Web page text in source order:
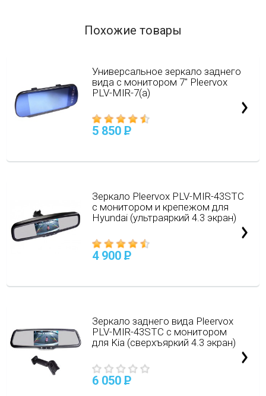
Похожие товары
Универсальное зеркало заднего
вида с монитором 7" Pleervox
PLV-MIR-7(a)
5 850 P
Зеркало Pleervox PLV-MIR-43STC
с монитором и крепежом для
Hyundai (ультраяркий 4.3 экран)
4 900 P
Зеркало заднего вида Pleervox
PLV-MIR-43STC с монитором
для Kia (сверхъяркий 4.3 экран)
6 050 P